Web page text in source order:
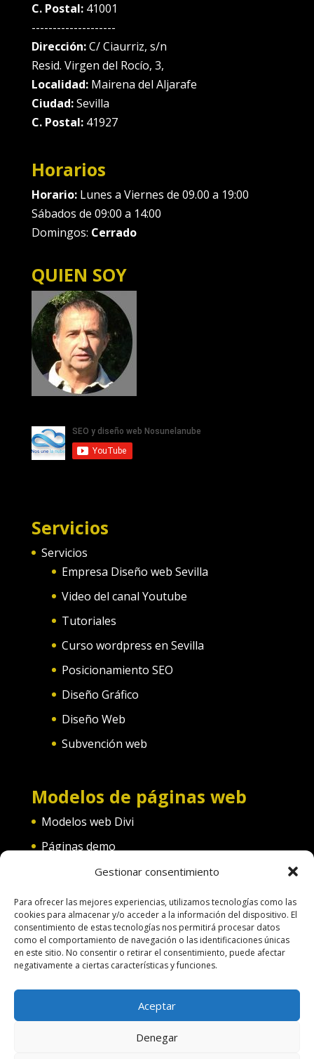
Gestionar consentimiento
Para ofrecer las mejores experiencias, utilizamos tecnologías como las
cookies para almacenar y/o acceder a la información del dispositivo. El
consentimiento de estas tecnologías nos permitirá procesar datos
como el comportamiento de navegación o las identificaciones únicas
en este sitio. No consentir o retirar el consentimiento, puede afectar
negativamente a ciertas características y funciones.
Aceptar
Denegar
C. Postal:41001
--------------------
Dirección:C/ Ciaurriz, s/n
Resid. Virgen del Rocío, 3,
Localidad:Mairena del Aljarafe
Ciudad:Sevilla
C. Postal:41927
Horarios
Horario:Lunes a Viernes de 09.00 a 19:00
Sábados de 09:00 a 14:00
Domingos: Cerrado
QUIEN SOY
Servicios
Servicios
Empresa Diseño web Sevilla
Video del canal Youtube
Tutoriales
Curso wordpress en Sevilla
Posicionamiento SEO
Diseño Gráfico
Diseño Web
Subvención web
Modelos de páginas web
Modelos web Divi
Páginas demo
Web convento
Web diferentes categorías
Terminos de uso
Política de Cookies
Política de Privacidad
Hacer una pagina web